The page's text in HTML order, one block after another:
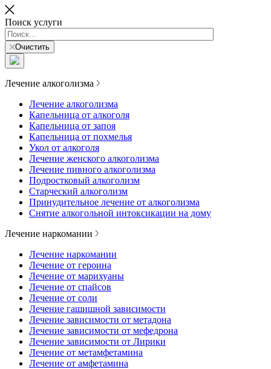
Поиск услуги
Очистить
Лечение алкоголизма
Лечение алкоголизма
Капельница от алкоголя
Капельница от запоя
Капельница от похмелья
Укол от алкоголя
Лечение женского алкоголизма
Лечение пивного алкоголизма
Подростковый алкоголизм
Старческий алкоголизм
Принудительное лечение от алкоголизма
Снятие алкогольной интоксикации на дому
Лечение наркомании
Лечение наркомании
Лечение от героина
Лечение от марихуаны
Лечение от спайсов
Лечение от соли
Лечение гашишной зависимости
Лечение зависимости от метадона
Лечение зависимости от мефедрона
Лечение зависимости от Лирики
Лечение от метамфетамина
Лечение от амфетамина